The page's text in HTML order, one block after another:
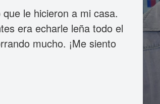
le hicieron a mi casa.
era echarle leña todo el
mucho. ¡Me siento